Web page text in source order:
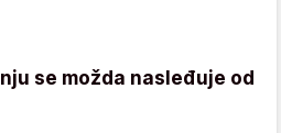
se možda nasleđuje od